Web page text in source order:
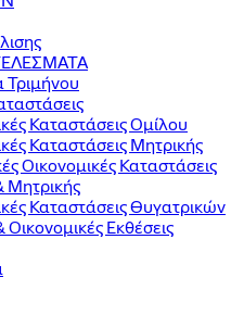
Καταστάσεις Ομίλου
Καταστάσεις Μητρικής
Οικονομικές Καταστάσεις
Μητρικής
Καταστάσεις Θυγατρικών
Εκθέσεις